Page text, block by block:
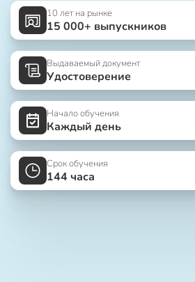
10 лет на рынке
15 000+ выпускников
Выдаваемый документ
Удостоверение
Начало обучения
Каждый день
Срок обучения
144 часа